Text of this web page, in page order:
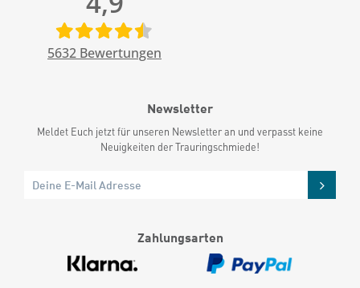
5632 Bewertungen
Newsletter
Meldet Euch jetzt für unseren Newsletter an und verpasst keine
Neuigkeiten der Trauringschmiede!
Zahlungsarten